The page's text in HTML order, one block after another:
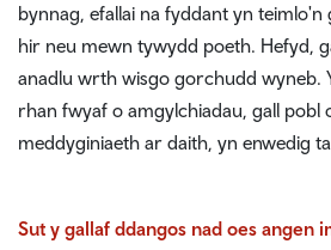
bynnag, efallai na fyddant yn
hir neu mewn tywydd poeth. Hefyd,
anadlu wrth wisgo gorchudd wyneb.
rhan fwyaf o amgylchiadau, gall pobl
meddyginiaeth ar daith, yn enwedig
Sut y gallaf ddangos nad oes angen